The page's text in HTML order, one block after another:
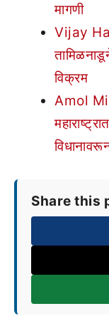
मागणी
Vijay
विक्रम
Amol
Share this